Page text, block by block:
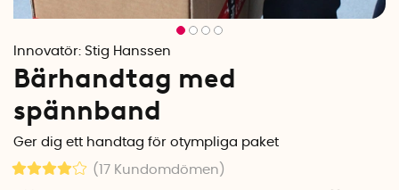
Innovatör: Stig Hanssen
Bärhandtag med
spännband
Ger dig ett handtag för otympliga paket
(17 Kundomdömen )